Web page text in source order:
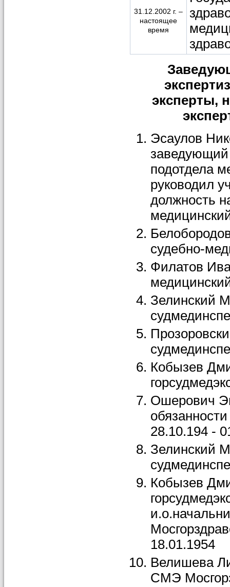
31.12.2002 г. –
настоящее
время
эксперты,
Эсаулов
заведующий
подотдела
руководил
должность
судебно-
Филатов
Зелинский
Кобызев
Ошерович
28.10.194 -
Зелинский
Кобызев
18.01.1954
Велишева
СМЭ